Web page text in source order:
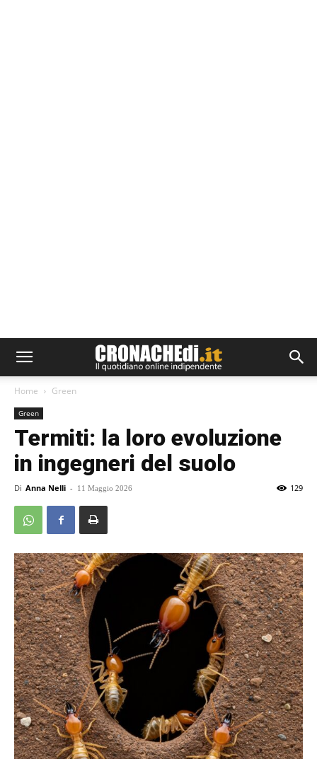
Home Green
Green
Termiti: la loro evoluzione
in ingegneri del suolo
Di Anna Nelli - 11 Maggio 2026 129